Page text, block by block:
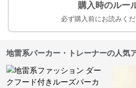
購入時のルー
必ず購入前にお読みくだ
地雷系パーカー・トレーナーの人気